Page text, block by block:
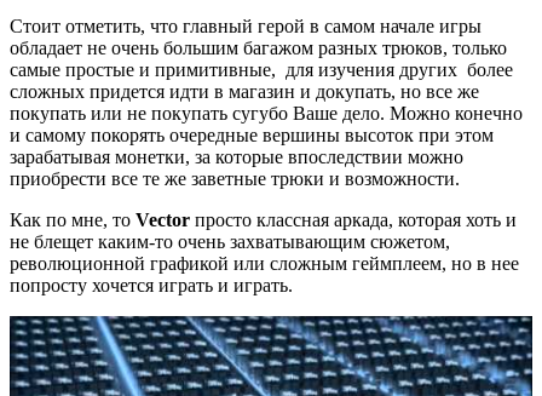
Стоит отметить, что главный герой в самом начале игры
обладает не очень большим багажом разных трюков, только
самые простые и примитивные, для изучения других более
сложных придется идти в магазин и докупать, но все же
покупать или не покупать сугубо Ваше дело. Можно конечно
и самому покорять очередные вершины высоток при этом
зарабатывая монетки, за которые впоследствии можно
приобрести все те же заветные трюки и возможности.
Как по мне, то Vector просто классная аркада, которая хоть и
не блещет каким-то очень захватывающим сюжетом,
революционной графикой или сложным геймплеем, но в нее
попросту хочется играть и играть.